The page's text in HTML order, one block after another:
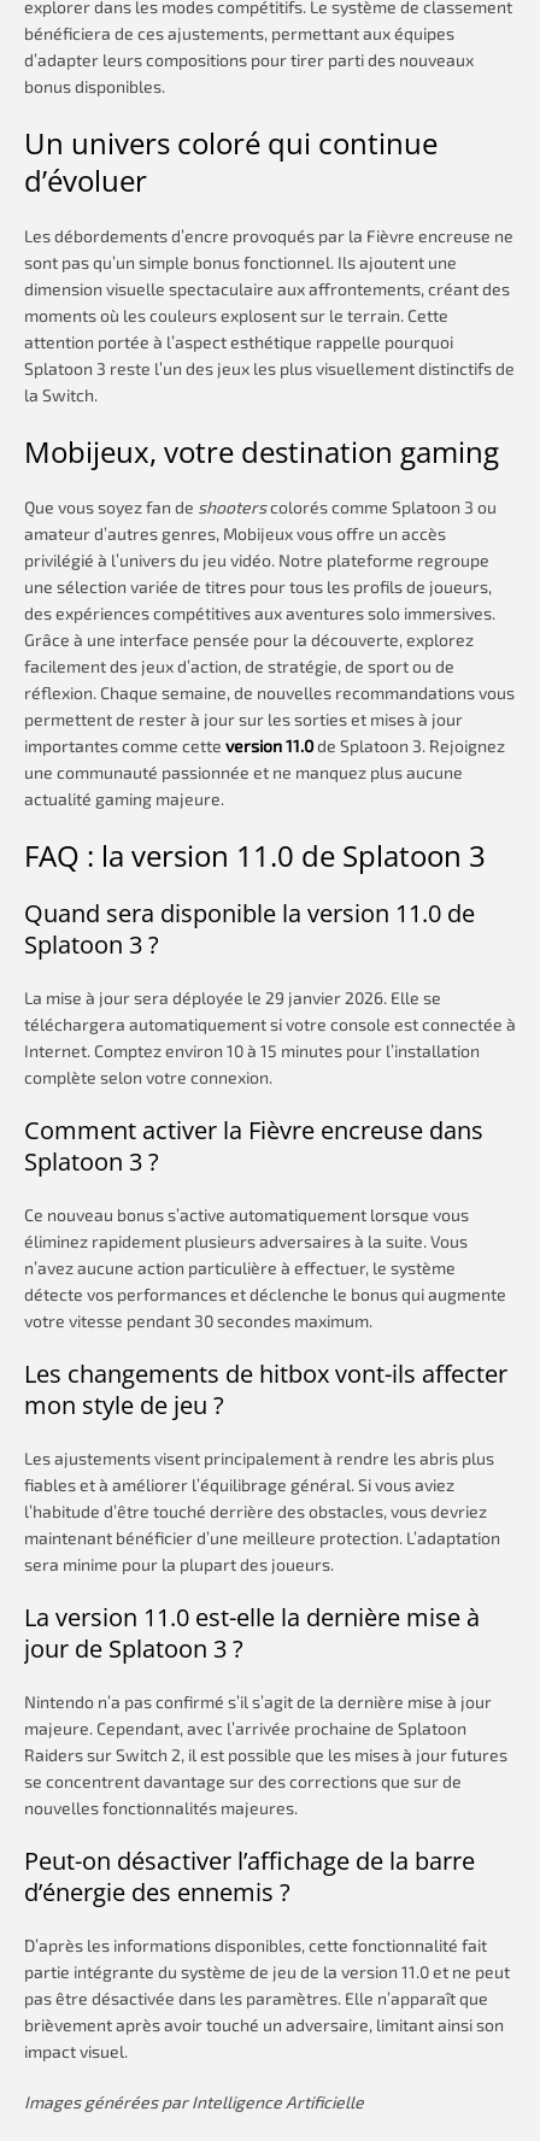
explorer dans les modes compétitifs. Le système de classement
bénéficiera de ces ajustements, permettant aux équipes
d’adapter leurs compositions pour tirer parti des nouveaux
bonus disponibles.
Un univers coloré qui continue
d’évoluer
Les débordements d’encre provoqués par la Fièvre encreuse ne
sont pas qu’un simple bonus fonctionnel. Ils ajoutent une
dimension visuelle spectaculaire aux affrontements, créant des
moments où les couleurs explosent sur le terrain. Cette
attention portée à l’aspect esthétique rappelle pourquoi
Splatoon 3 reste l’un des jeux les plus visuellement distinctifs de
la Switch.
Mobijeux, votre destination gaming
Que vous soyez fan de shooterscolorés comme Splatoon 3 ou
amateur d’autres genres, Mobijeux vous offre un accès
privilégié à l’univers du jeu vidéo. Notre plateforme regroupe
une sélection variée de titres pour tous les profils de joueurs,
des expériences compétitives aux aventures solo immersives.
Grâce à une interface pensée pour la découverte, explorez
facilement des jeux d’action, de stratégie, de sport ou de
réflexion. Chaque semaine, de nouvelles recommandations vous
permettent de rester à jour sur les sorties et mises à jour
importantes comme cette version 11.0de Splatoon 3. Rejoignez
une communauté passionnée et ne manquez plus aucune
actualité gaming majeure.
FAQ : la version 11.0 de Splatoon 3
Quand sera disponible la version 11.0 de
Splatoon 3 ?
La mise à jour sera déployée le 29 janvier 2026. Elle se
téléchargera automatiquement si votre console est connectée à
Internet. Comptez environ 10 à 15 minutes pour l’installation
complète selon votre connexion.
Comment activer la Fièvre encreuse dans
Splatoon 3 ?
Ce nouveau bonus s’active automatiquement lorsque vous
éliminez rapidement plusieurs adversaires à la suite. Vous
n’avez aucune action particulière à effectuer, le système
détecte vos performances et déclenche le bonus qui augmente
votre vitesse pendant 30 secondes maximum.
Les changements de hitbox vont-ils affecter
mon style de jeu ?
Les ajustements visent principalement à rendre les abris plus
fiables et à améliorer l’équilibrage général. Si vous aviez
l’habitude d’être touché derrière des obstacles, vous devriez
maintenant bénéficier d’une meilleure protection. L’adaptation
sera minime pour la plupart des joueurs.
La version 11.0 est-elle la dernière mise à
jour de Splatoon 3 ?
Nintendo n’a pas confirmé s’il s’agit de la dernière mise à jour
majeure. Cependant, avec l’arrivée prochaine de Splatoon
Raiders sur Switch 2, il est possible que les mises à jour futures
se concentrent davantage sur des corrections que sur de
nouvelles fonctionnalités majeures.
Peut-on désactiver l’affichage de la barre
d’énergie des ennemis ?
D’après les informations disponibles, cette fonctionnalité fait
partie intégrante du système de jeu de la version 11.0 et ne peut
pas être désactivée dans les paramètres. Elle n’apparaît que
brièvement après avoir touché un adversaire, limitant ainsi son
impact visuel.
Images générées par Intelligence Artificielle